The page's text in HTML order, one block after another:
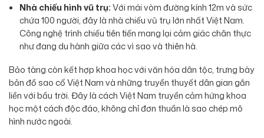
Nhà chiếu hình vũ trụ:Với mái vòm đường kính 12m và sức
chứa 100 người, đây là nhà chiếu vũ trụ lớn nhất Việt Nam.
Công nghệ trình chiếu tiên tiến mang lại cảm giác chân thực
như đang du hành giữa các vì sao và thiên hà.
Bảo tàng còn kết hợp khoa học với văn hóa dân tộc, trưng bày
bản đồ sao cổ Việt Nam và những truyền thuyết dân gian gắn
liền với bầu trời. Đây là cách Việt Nam truyền cảm hứng khoa
học một cách độc đáo, không chỉ đơn thuần là sao chép mô
hình nước ngoài.